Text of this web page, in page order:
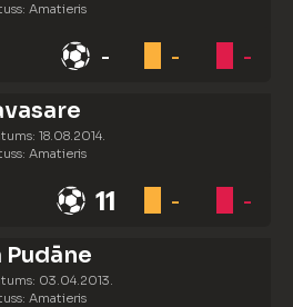
Amatieris
- - -
18.08.2014.
Amatieris
11 - -
03.04.2013.
Amatieris